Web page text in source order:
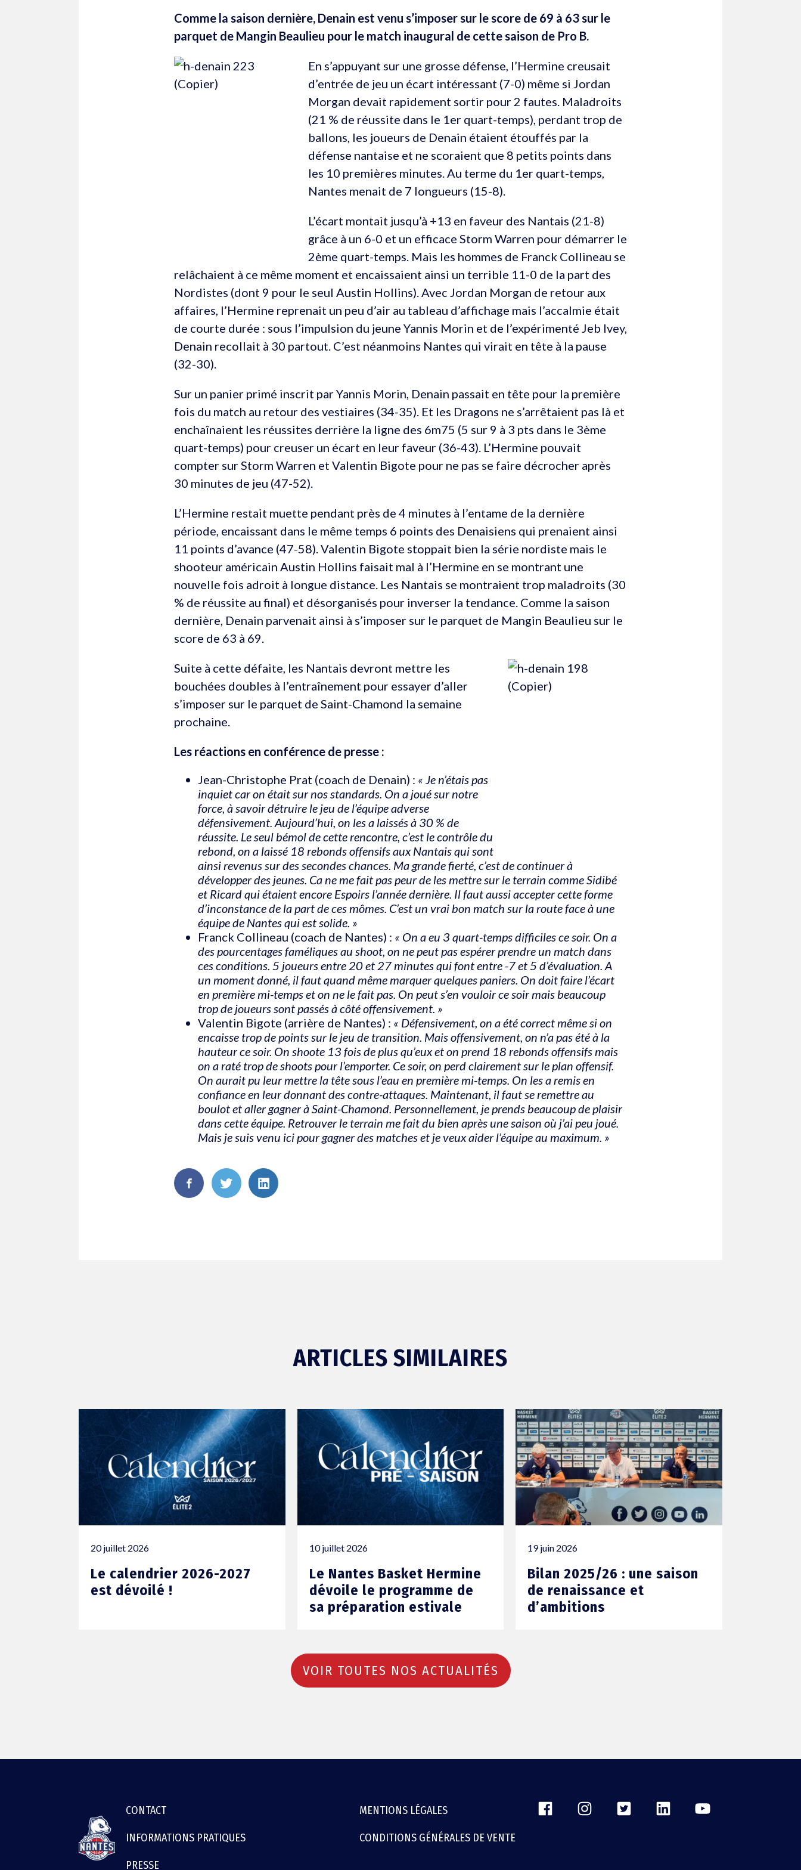
Comme la saison dernière, Denain est venu s’imposer sur le score de 69 à 63 sur le
parquet de Mangin Beaulieu pour le match inaugural de cette saison de Pro B.
En s’appuyant sur une grosse défense, l’Hermine creusait
d’entrée de jeu un écart intéressant (7-0) même si Jordan
Morgan devait rapidement sortir pour 2 fautes. Maladroits
(21 % de réussite dans le 1er quart-temps), perdant trop de
ballons, les joueurs de Denain étaient étouffés par la
défense nantaise et ne scoraient que 8 petits points dans
les 10 premières minutes. Au terme du 1er quart-temps,
Nantes menait de 7 longueurs (15-8).
L’écart montait jusqu’à +13 en faveur des Nantais (21-8)
grâce à un 6-0 et un efficace Storm Warren pour démarrer le
2ème quart-temps. Mais les hommes de Franck Collineau se
relâchaient à ce même moment et encaissaient ainsi un terrible 11-0 de la part des
Nordistes (dont 9 pour le seul Austin Hollins). Avec Jordan Morgan de retour aux
affaires, l’Hermine reprenait un peu d’air au tableau d’affichage mais l’accalmie était
de courte durée : sous l’impulsion du jeune Yannis Morin et de l’expérimenté Jeb Ivey,
Denain recollait à 30 partout. C’est néanmoins Nantes qui virait en tête à la pause
(32-30).
Sur un panier primé inscrit par Yannis Morin, Denain passait en tête pour la première
fois du match au retour des vestiaires (34-35). Et les Dragons ne s’arrêtaient pas là et
enchaînaient les réussites derrière la ligne des 6m75 (5 sur 9 à 3 pts dans le 3ème
quart-temps) pour creuser un écart en leur faveur (36-43). L’Hermine pouvait
compter sur Storm Warren et Valentin Bigote pour ne pas se faire décrocher après
30 minutes de jeu (47-52).
L’Hermine restait muette pendant près de 4 minutes à l’entame de la dernière
période, encaissant dans le même temps 6 points des Denaisiens qui prenaient ainsi
11 points d’avance (47-58). Valentin Bigote stoppait bien la série nordiste mais le
shooteur américain Austin Hollins faisait mal à l’Hermine en se montrant une
nouvelle fois adroit à longue distance. Les Nantais se montraient trop maladroits (30
% de réussite au final) et désorganisés pour inverser la tendance. Comme la saison
dernière, Denain parvenait ainsi à s’imposer sur le parquet de Mangin Beaulieu sur le
score de 63 à 69.
Suite à cette défaite, les Nantais devront mettre les
bouchées doubles à l’entraînement pour essayer d’aller
s’imposer sur le parquet de Saint-Chamond la semaine
prochaine.
Les réactions en conférence de presse :
Jean-Christophe Prat (coach de Denain) : « Je n’étais pas
inquiet car on était sur nos standards. On a joué sur notre
force, à savoir détruire le jeu de l’équipe adverse
défensivement. Aujourd’hui, on les a laissés à 30 % de
réussite. Le seul bémol de cette rencontre, c’est le contrôle du
rebond, on a laissé 18 rebonds offensifs aux Nantais qui sont
ainsi revenus sur des secondes chances. Ma grande fierté, c’est de continuer à
développer des jeunes. Ca ne me fait pas peur de les mettre sur le terrain comme Sidibé
et Ricard qui étaient encore Espoirs l’année dernière. Il faut aussi accepter cette forme
d’inconstance de la part de ces mômes. C’est un vrai bon match sur la route face à une
équipe de Nantes qui est solide. »
Franck Collineau (coach de Nantes) : « On a eu 3 quart-temps difficiles ce soir. On a
des pourcentages faméliques au shoot, on ne peut pas espérer prendre un match dans
ces conditions. 5 joueurs entre 20 et 27 minutes qui font entre -7 et 5 d’évaluation. A
un moment donné, il faut quand même marquer quelques paniers. On doit faire l’écart
en première mi-temps et on ne le fait pas. On peut s’en vouloir ce soir mais beaucoup
trop de joueurs sont passés à côté offensivement. »
Valentin Bigote (arrière de Nantes) : « Défensivement, on a été correct même si on
encaisse trop de points sur le jeu de transition. Mais offensivement, on n’a pas été à la
hauteur ce soir. On shoote 13 fois de plus qu’eux et on prend 18 rebonds offensifs mais
on a raté trop de shoots pour l’emporter. Ce soir, on perd clairement sur le plan offensif.
On aurait pu leur mettre la tête sous l’eau en première mi-temps. On les a remis en
confiance en leur donnant des contre-attaques. Maintenant, il faut se remettre au
boulot et aller gagner à Saint-Chamond. Personnellement, je prends beaucoup de plaisir
dans cette équipe. Retrouver le terrain me fait du bien après une saison où j’ai peu joué.
Mais je suis venu ici pour gagner des matches et je veux aider l’équipe au maximum. »
FaceBookTwitterLinkedIn
ARTICLES SIMILAIRES
20 juillet 2026
Le calendrier 2026-2027
est dévoilé !
10 juillet 2026
Le Nantes Basket Hermine
dévoile le programme de
sa préparation estivale
19 juin 2026
Bilan 2025/26 : une saison
de renaissance et
d’ambitions
VOIR TOUTES NOS ACTUALITÉS
FOOTER
CONTACT MENTIONS LÉGALES
INFORMATIONS PRATIQUES CONDITIONS GÉNÉRALES DE VENTE
PRESSE